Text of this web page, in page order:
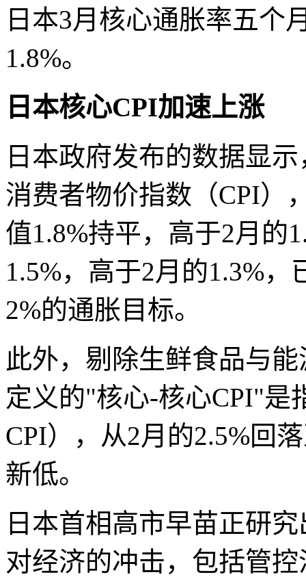
日本3月核心通胀率五个
1.8%。
日本核心CPI加速上涨
日本政府发布的数据显
消费者物价指数（CPI）
值1.8%持平，高于2月的
1.5%，高于2月的1.3%
2%的通胀目标。
此外，剔除生鲜食品与
定义的"核心-核心CPI"是
CPI），从2月的2.5%回
新低。
日本首相高市早苗正研
对经济的冲击，包括管